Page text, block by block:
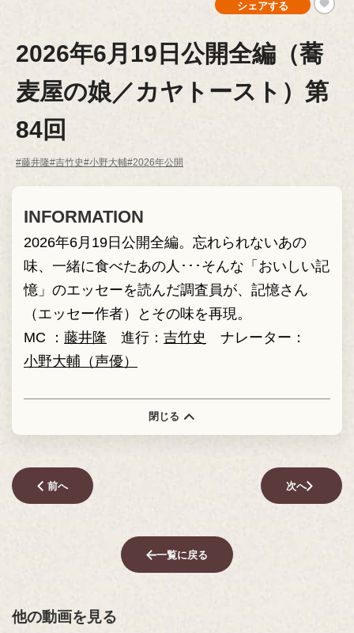
シェアする
2026年6月19日公開全編（蕎
麦屋の娘／カヤトースト）第
84回
#藤井隆#吉竹史#小野大輔#2026年公開
INFORMATION
2026年6月19日公開全編。忘れられないあの
味、一緒に食べたあの人･･･そんな「おいしい記
憶」のエッセーを読んだ調査員が、記憶さん
（エッセー作者）とその味を再現。
MC ： 藤井隆 進行： 吉竹史
ナレーター：
小野大輔（声優）
閉じる
前へ 次へ
一覧に戻る
他の動画を見る